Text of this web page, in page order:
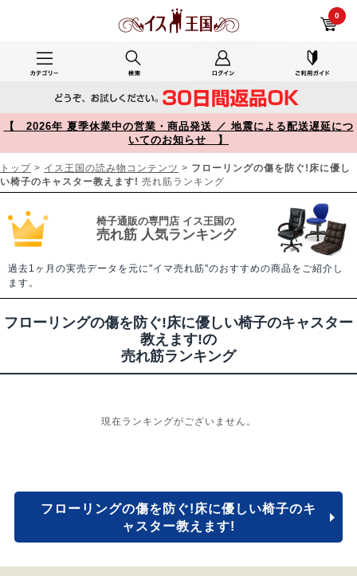
0
【 2026年 夏季休業中の営業・商品発送 ／ 地震による配送遅延につ
いてのお知らせ 】
トップ > イス王国の読み物コンテンツ > フローリングの傷を防ぐ!床に優し
い椅子のキャスター教えます! 売れ筋ランキング
椅子通販の専門店 イス王国の
売れ筋 人気ランキング
過去1ヶ月の実売データを元に"イマ売れ筋"のおすすめの商品をご紹介し
ます。
フローリングの傷を防ぐ!床に優しい椅子のキャスター
教えます!の
売れ筋ランキング
現在ランキングがございません。
フローリングの傷を防ぐ!床に優しい椅子のキ
ャスター教えます!